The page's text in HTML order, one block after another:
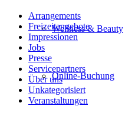
Wellness & Beauty
Online-Buchung
Arrangements
Freizeitangebote
Impressionen
Jobs
Presse
Servicepartners
Über uns
Unkategorisiert
Veranstaltungen